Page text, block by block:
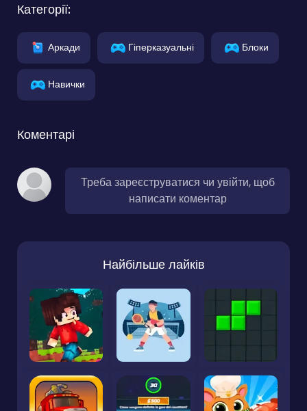
Категорії:
Аркади Гіперказуальні Блоки
Навички
Коментарі
Треба зареєструватися чи увійти, щоб
написати коментар
Найбільше лайків